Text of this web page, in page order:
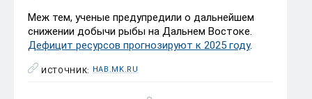
Меж тем, ученые предупредили о дальнейшем
снижении добычи рыбы на Дальнем Востоке.
Дефицит ресурсов прогнозируют к 2025 году.
ИСТОЧНИК: HAB.MK.RU